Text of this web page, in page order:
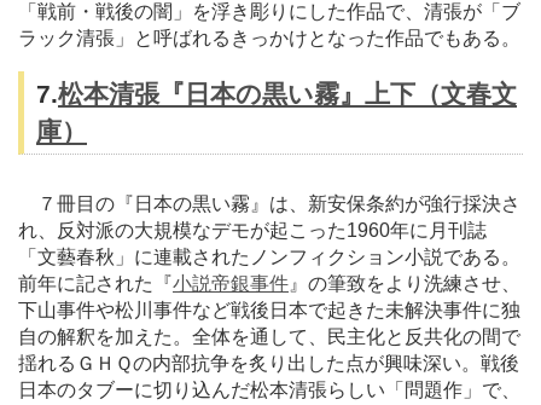
「戦前・戦後の闇」を浮き彫りにした作品で、清張が「ブ
ラック清張」と呼ばれるきっかけとなった作品でもある。
7.松本清張『日本の黒い霧』上下（文春文
庫）
７冊目の『日本の黒い霧』は、新安保条約が強行採決さ
れ、反対派の大規模なデモが起こった1960年に月刊誌
「文藝春秋」に連載されたノンフィクション小説である。
前年に記された『小説帝銀事件 』の筆致をより洗練させ、
下山事件や松川事件など戦後日本で起きた未解決事件に独
自の解釈を加えた。全体を通して、民主化と反共化の間で
揺れるＧＨＱの内部抗争を炙り出した点が興味深い。戦後
日本のタブーに切り込んだ松本清張らしい「問題作」で、